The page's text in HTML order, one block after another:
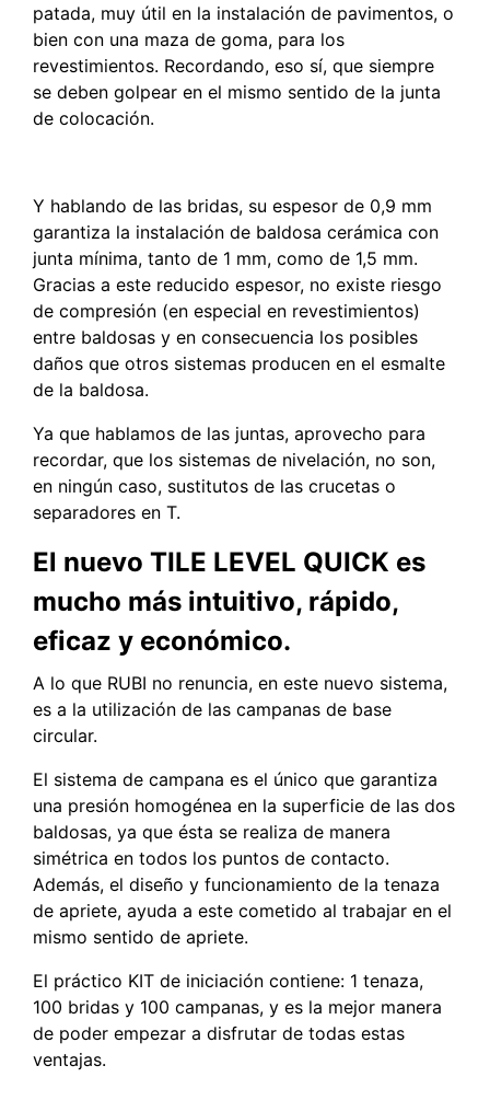
patada, muy útil en la instalación de pavimentos, o
bien con una maza de goma, para los
revestimientos. Recordando, eso sí, que siempre
se deben golpear en el mismo sentido de la junta
de colocación.
Y hablando de las bridas, su espesor de 0,9 mm
garantiza la instalación de baldosa cerámica con
junta mínima, tanto de 1 mm, como de 1,5 mm.
Gracias a este reducido espesor, no existe riesgo
de compresión (en especial en revestimientos)
entre baldosas y en consecuencia los posibles
daños que otros sistemas producen en el esmalte
de la baldosa.
Ya que hablamos de las juntas, aprovecho para
recordar, que los sistemas de nivelación, no son,
en ningún caso, sustitutos de las crucetas o
separadores en T.
El nuevo TILE LEVEL QUICK es
mucho más intuitivo, rápido,
eficaz y económico.
A lo que RUBI no renuncia, en este nuevo sistema,
es a la utilización de las campanas de base
circular.
El sistema de campana es el único que garantiza
una presión homogénea en la superficie de las dos
baldosas, ya que ésta se realiza de manera
simétrica en todos los puntos de contacto.
Además, el diseño y funcionamiento de la tenaza
de apriete, ayuda a este cometido al trabajar en el
mismo sentido de apriete.
El práctico KIT de iniciación contiene: 1 tenaza,
100 bridas y 100 campanas, y es la mejor manera
de poder empezar a disfrutar de todas estas
ventajas.